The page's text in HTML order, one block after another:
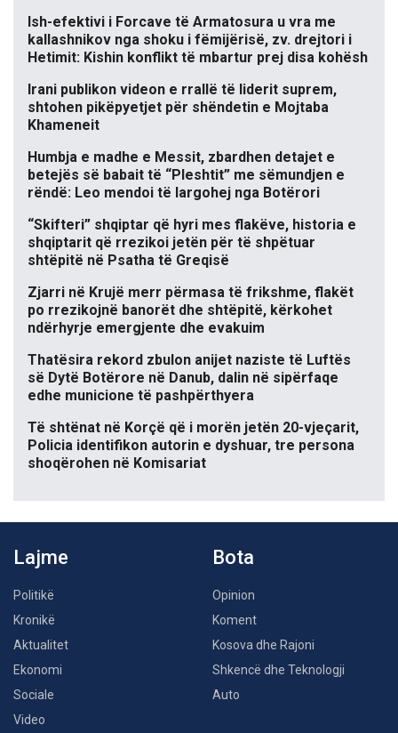
Ish-efektivi i Forcave të Armatosura u vra me
kallashnikov nga shoku i fëmijërisë, zv. drejtori i
Hetimit: Kishin konflikt të mbartur prej disa kohësh
Irani publikon videon e rrallë të liderit suprem,
shtohen pikëpyetjet për shëndetin e Mojtaba
Khameneit
Humbja e madhe e Messit, zbardhen detajet e
betejës së babait të “Pleshtit” me sëmundjen e
rëndë: Leo mendoi të largohej nga Botërori
“Skifteri” shqiptar që hyri mes flakëve, historia e
shqiptarit që rrezikoi jetën për të shpëtuar
shtëpitë në Psatha të Greqisë
Zjarri në Krujë merr përmasa të frikshme, flakët
po rrezikojnë banorët dhe shtëpitë, kërkohet
ndërhyrje emergjente dhe evakuim
Thatësira rekord zbulon anijet naziste të Luftës
së Dytë Botërore në Danub, dalin në sipërfaqe
edhe municione të pashpërthyera
Të shtënat në Korçë që i morën jetën 20-vjeçarit,
Policia identifikon autorin e dyshuar, tre persona
shoqërohen në Komisariat
Lajme
Politikë
Kronikë
Aktualitet
Ekonomi
Sociale
Video
Bota
Opinion
Koment
Kosova dhe Rajoni
Shkencë dhe Teknologji
Auto